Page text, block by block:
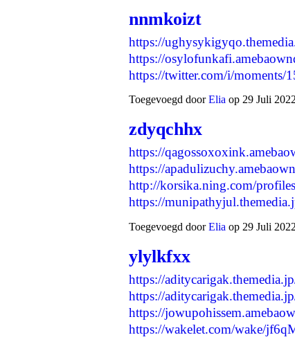
nnmkoizt
https://
https://
https://twitter.com/i/
Toegevoegd doorElia op 29 Juli
zdyqchhx
https://
https://
http://korsika.ning.com/
https://
Toegevoegd doorElia op 29 Juli
ylylkfxx
https://
https://
https://
https://wakelet.com/wake/